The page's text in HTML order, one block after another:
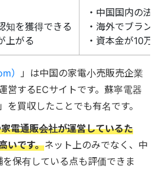
知を獲得できる
上がる
・中国国内の法
・海外でブラン
・資本金が10
）
」は中国の家電小売販売企業
営するECサイトです。蘇寧電器
を買収したことでも有名です。
電通販会社が運営しているた
いです。ネット上のみでなく、中
保有している点も評価できま